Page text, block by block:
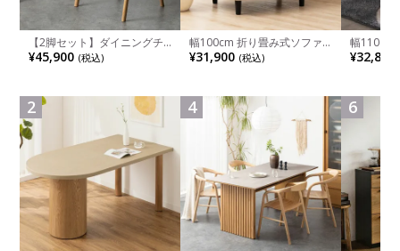
【2脚セット】ダイニングチ
ェア 木製 LUGA 肘付き チェ
ア 天然木 リビング椅子 板座
ュラル ブラウン 完成品
¥45,900 (税込)
2
幅100cm 折り畳み式ソファ
ベッド コンパクト リクライ
ニング カウチスタイル 省ス
¥31,900 (税込)
4
幅110cm
木目調 リ
付き 長方
レー ナチ
¥32,800
6